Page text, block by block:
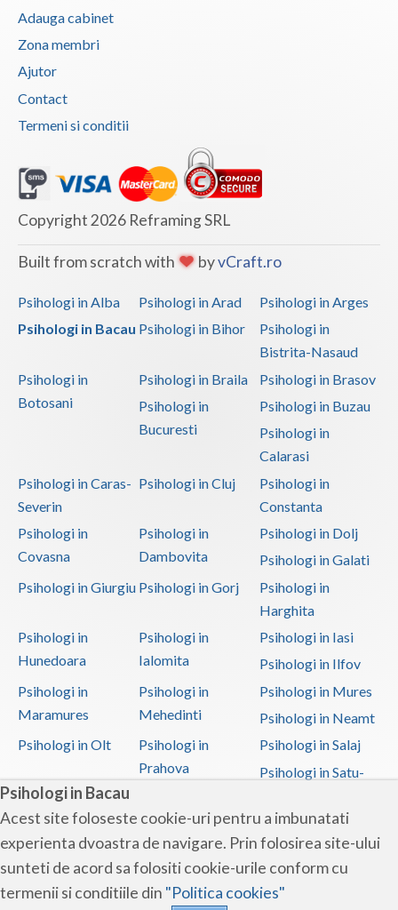
Psihologi in Bacau
Acest site foloseste cookie-uri pentru a imbunatati
experienta dvoastra de navigare. Prin folosirea site-ului
sunteti de acord sa folositi cookie-urile conform cu
termenii si conditiile din "Politica cookies"
Adauga cabinet
Zona membri
Ajutor
Contact
Termeni si conditii
Copyright 2026 Reframing SRL
Built from scratch with byvCraft.ro
Psihologi in Alba Psihologi in Arad
Psihologi in Arges
Psihologi in Bacau Psihologi in Bihor
Psihologi in
Bistrita-Nasaud
Psihologi in
Botosani
Psihologi in Braila
Psihologi in Brasov
Psihologi in
Bucuresti
Psihologi in Buzau
Psihologi in
Calarasi
Psihologi in Caras-
Severin
Psihologi in Cluj
Psihologi in
Constanta
Psihologi in
Covasna
Psihologi in
Dambovita
Psihologi in Dolj
Psihologi in Galati
Psihologi in Giurgiu Psihologi in Gorj
Psihologi in
Harghita
Psihologi in
Hunedoara
Psihologi in
Ialomita
Psihologi in Iasi
Psihologi in Ilfov
Psihologi in
Maramures
Psihologi in
Mehedinti
Psihologi in Mures
Psihologi in Neamt
Psihologi in Olt
Psihologi in
Prahova
Psihologi in Salaj
Psihologi in Satu-
Psihologi in Sibiu
Psihologi in
Suceava
Psihologi in
Teleorman
Psihologi in Timis
Psihologi in Tulcea Psihologi in Valcea
Psihologi in Vaslui
Psihologi in